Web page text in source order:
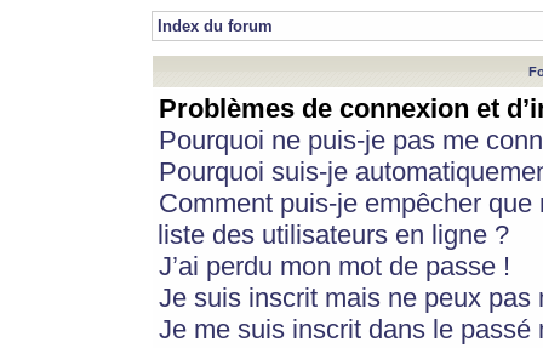
Index du forum
Problèmes de connexion et
Pourquoi ne puis-je pas me
Pourquoi suis-je
Comment puis-je empêcher
liste des utilisateurs en ligne ?
J’ai perdu mon mot de passe !
Je suis inscrit mais ne peux pas
Je me suis inscrit dans le